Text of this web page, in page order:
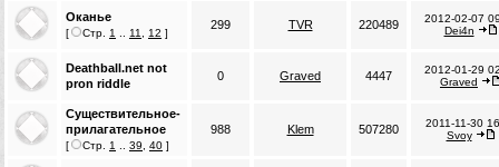
Оканье
[ Стр. 1 11 12 ]
299 TVR 220489
2012-02-07
Dei4n
Deathball.net not
pron riddle
0 Graved 4447
2012-01-29
Graved
Существительное-
прилагательное
[ Стр. 1 39 40 ]
988 Klem 507280
2011-11-30
Svoy